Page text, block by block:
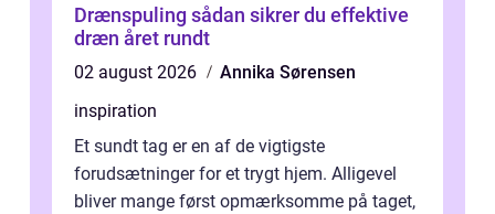
Drænspuling sådan sikrer du effektive
dræn året rundt
02 august 2026
Annika Sørensen
inspiration
Et sundt tag er en af de vigtigste
forudsætninger for et trygt hjem. Alligevel
bliver mange først opmærksomme på taget,